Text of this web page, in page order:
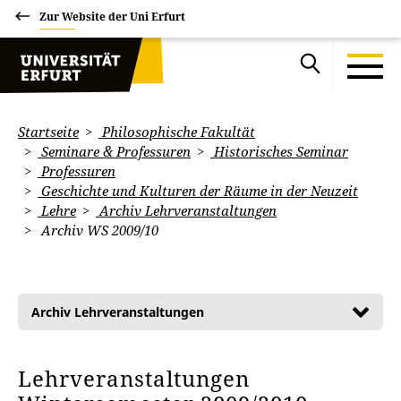
Zur Website der Uni Erfurt
Startseite
Philosophische Fakultät
Seminare & Professuren
Historisches Seminar
Professuren
Geschichte und Kulturen der Räume in der Neuzeit
Lehre
Archiv Lehrveranstaltungen
Archiv WS 2009/10
Archiv Lehrveranstaltungen
Lehrveranstaltungen